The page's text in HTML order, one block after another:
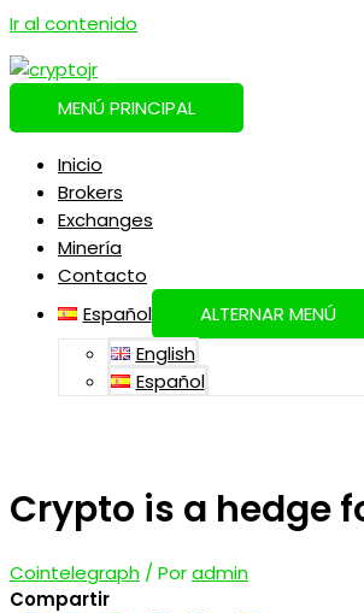
Ir al contenido
MENÚ PRINCIPAL
Inicio
Brokers
Exchanges
Minería
Contacto
Español
ALTERNAR MENÚ
English
Español
Crypto is a hedge
Cointelegraph / Poradmin
Compartir